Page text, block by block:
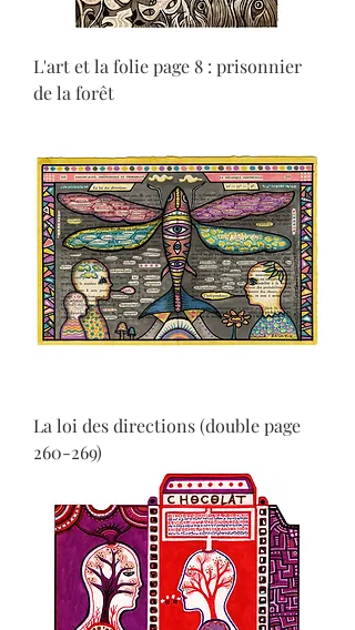
L'art et la folie page 8 : prisonnier
de la forêt
La loi des directions (double page
260-269)